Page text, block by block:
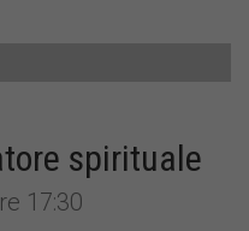
spirituale
17:30